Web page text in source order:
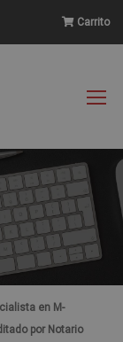
Carrito
en M-
por Notario